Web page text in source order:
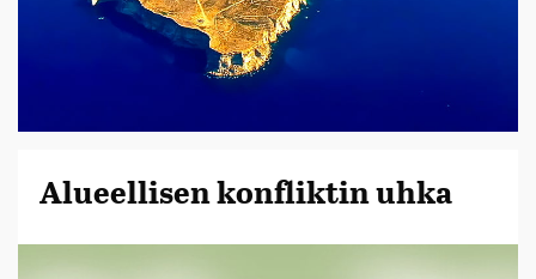
Alueellisen konfliktin uhka